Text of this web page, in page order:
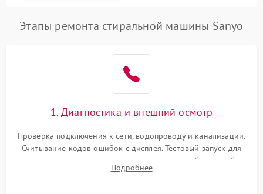
Этапы ремонта стиральной машины Sanyo
1. Диагностика и внешний осмотр
Проверка подключения к сети, водопроводу и канализации.
Считывание кодов ошибок с дисплея. Тестовый запуск для
выявления посторонних шумов, протечек или сбоев в работе
электронного модуля управления.
Подробнее